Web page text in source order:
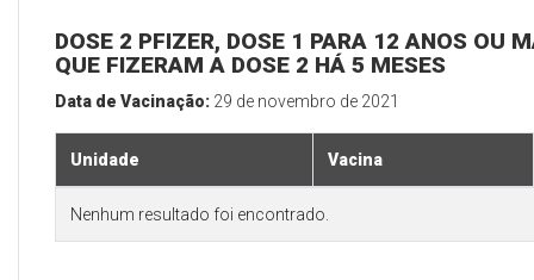
DOSE 2 PFIZER, DOSE 1 PARA 12 ANOS OU
QUE FIZERAM A DOSE 2 HÁ 5 MESES
Data de Vacinação: 29 de novembro de 2021
Unidade Vacina
Nenhum resultado foi encontrado.